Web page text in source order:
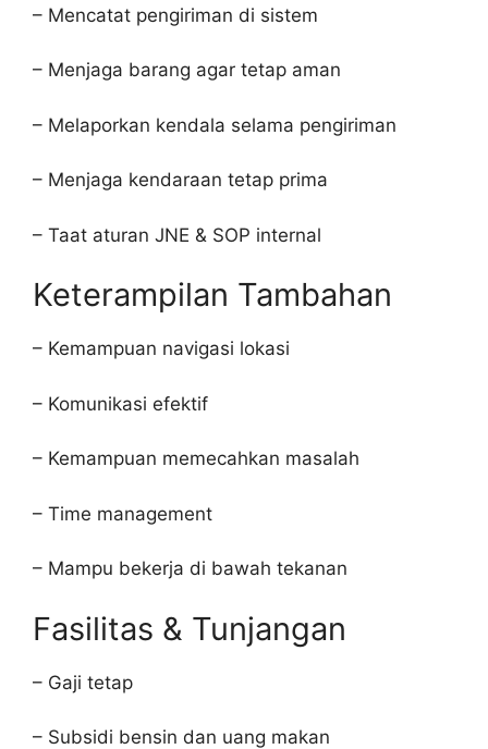
– Mencatat pengiriman di sistem
– Menjaga barang agar tetap aman
– Melaporkan kendala selama pengiriman
– Menjaga kendaraan tetap prima
– Taat aturan JNE & SOP internal
Keterampilan Tambahan
– Kemampuan navigasi lokasi
– Komunikasi efektif
– Kemampuan memecahkan masalah
– Time management
– Mampu bekerja di bawah tekanan
Fasilitas & Tunjangan
– Gaji tetap
– Subsidi bensin dan uang makan